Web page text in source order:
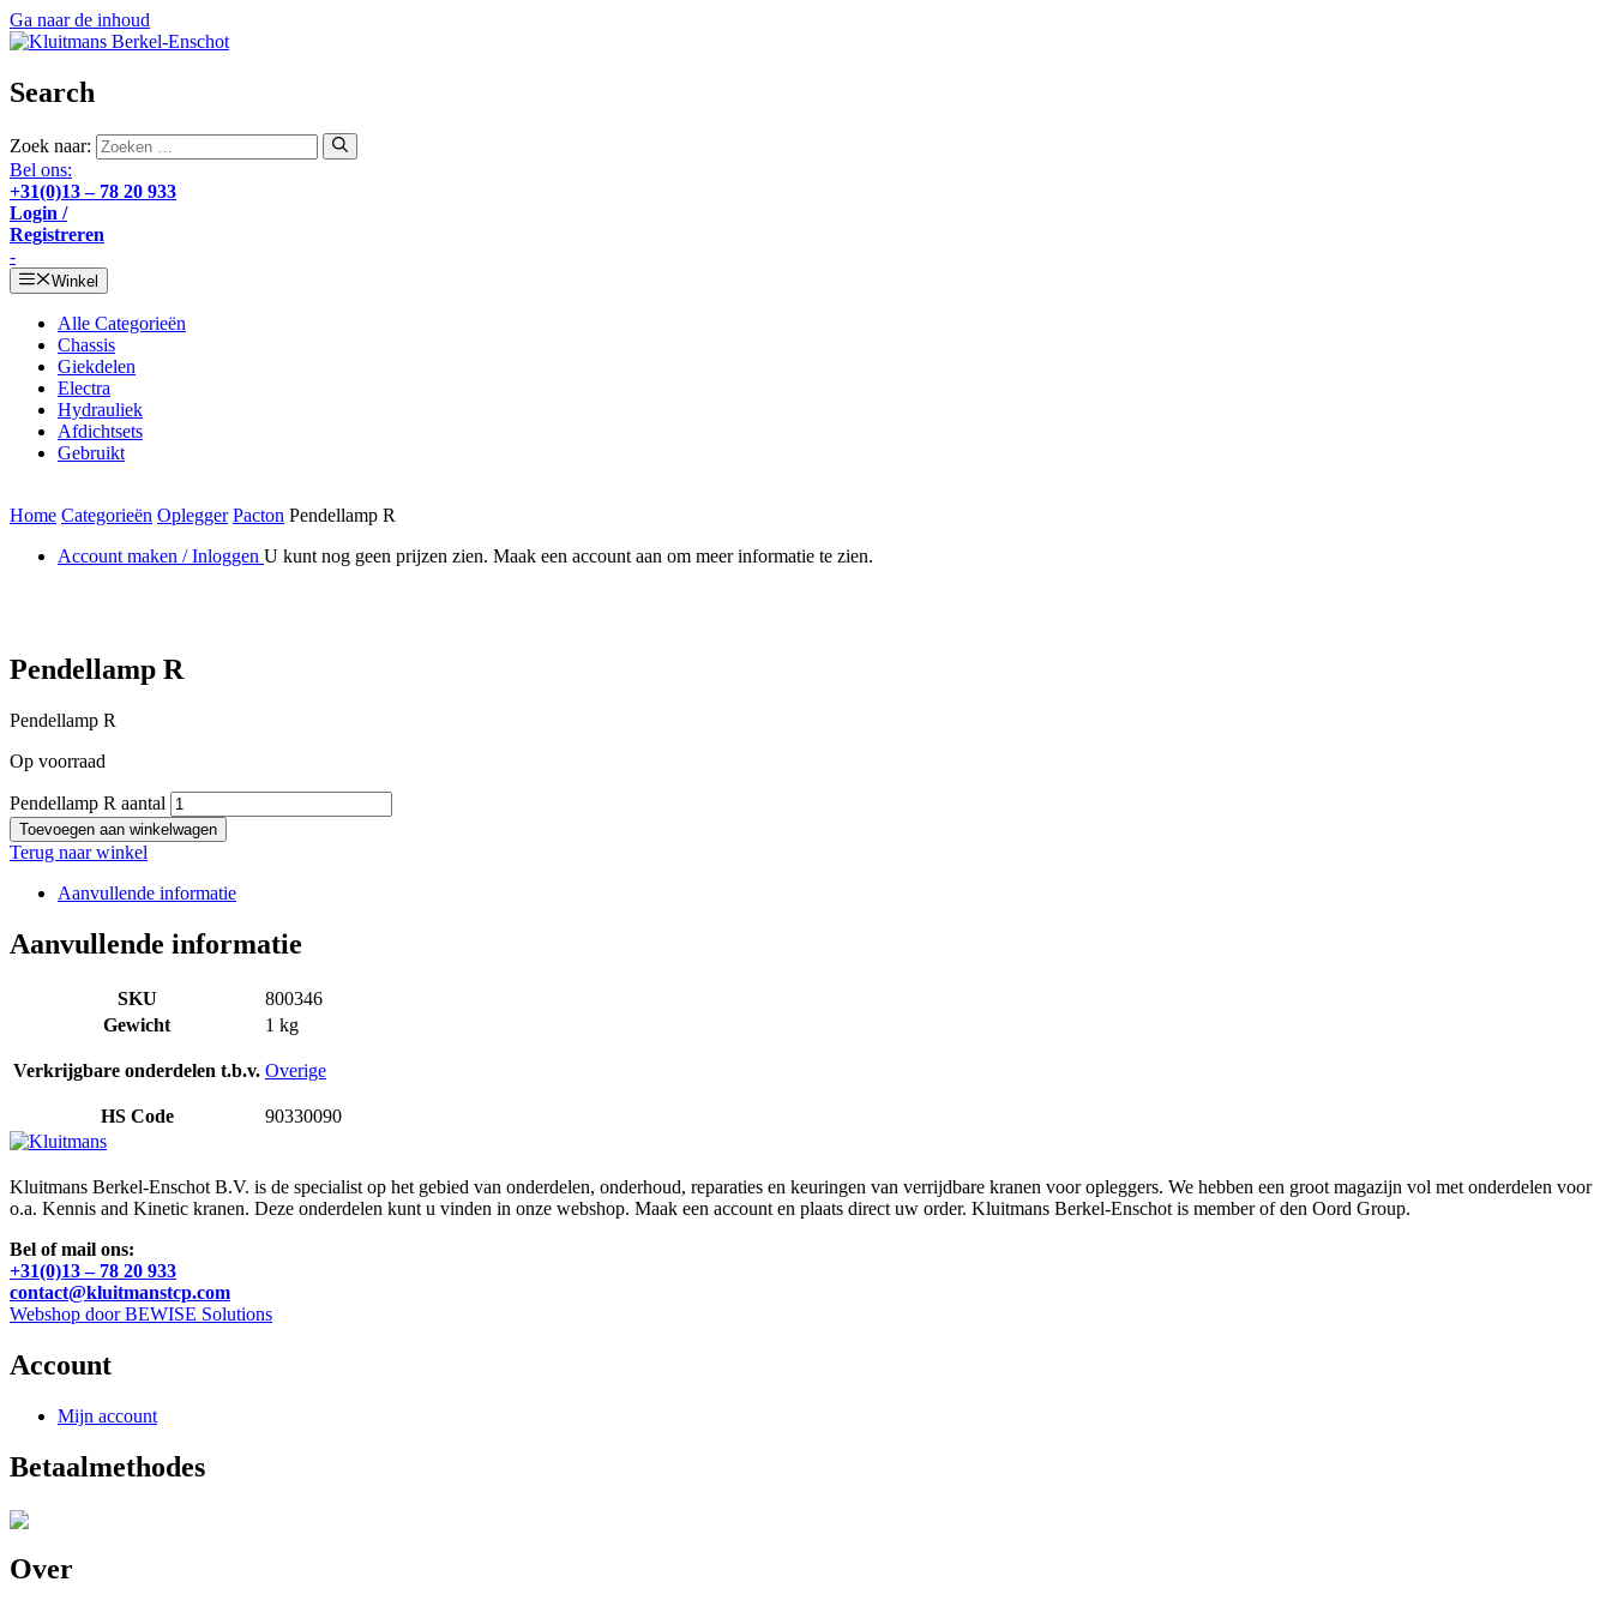
Ga naar de inhoud
Search
Zoek naar:
Bel ons:
+31(0)13 – 78 20 933
Login /
Registreren
-
Winkel
Alle Categorieën
Chassis
Giekdelen
Electra
Hydrauliek
Afdichtsets
Gebruikt
Home Categorieën Oplegger Pacton Pendellamp R
Account maken / Inloggen U kunt nog geen prijzen zien. Maak een account aan om meer informatie te zien.
Pendellamp R
Pendellamp R
Op voorraad
Pendellamp R aantal
Toevoegen aan winkelwagen
Terug naar winkel
Aanvullende informatie
Aanvullende informatie
SKU
800346
Gewicht
1 kg
Verkrijgbare onderdelen t.b.v. Overige
HS Code 90330090
Kluitmans Berkel-Enschot B.V. is de specialist op het gebied van onderdelen, onderhoud, reparaties en keuringen van verrijdbare kranen voor opleggers. We hebben een groot magazijn vol met onderdelen voor
o.a. Kennis and Kinetic kranen. Deze onderdelen kunt u vinden in onze webshop. Maak een account en plaats direct uw order. Kluitmans Berkel-Enschot is member of den Oord Group.
Bel of mail ons:
+31(0)13 – 78 20 933
contact@kluitmanstcp.com
Webshop door BEWISE Solutions
Account
Mijn account
Betaalmethodes
Over